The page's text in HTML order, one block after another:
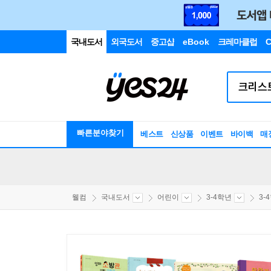
국내도서 외국도서 중고샵 eBook 크레마클럽
빠른분야찾기 베스트 신상품 이벤트 바이백 매
웰컴 국내도서 어린이 3-4학년 3-4